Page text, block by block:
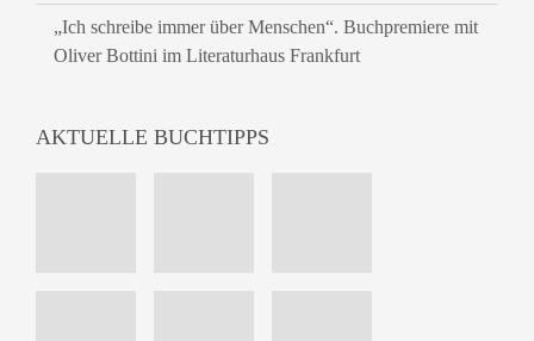
„Ich schreibe immer über Menschen“. Buchpremiere mit
Oliver Bottini im Literaturhaus Frankfurt
AKTUELLE BUCHTIPPS